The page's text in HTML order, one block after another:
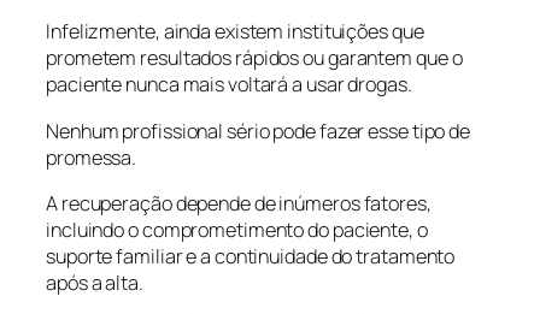
Infelizmente, ainda existem instituições que
prometem resultados rápidos ou garantem que o
paciente nunca mais voltará a usar drogas.
Nenhum profissional sério pode fazer esse tipo de
promessa.
A recuperação depende de inúmeros fatores,
incluindo o comprometimento do paciente, o
suporte familiar e a continuidade do tratamento
após a alta.